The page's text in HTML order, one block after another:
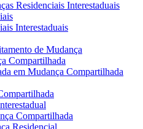
Residenciais Interestaduais
Interestaduais
de Mudança
Compartilhada
em Mudança Compartilhada
Compartilhada
Residencial